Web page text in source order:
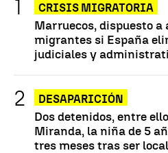
CRISIS MIGRATORIA
Marruecos, dispuesto a
migrantes si España
judiciales y
DESAPARICIÓN
Dos detenidos, entre
Miranda, la niña de 5
tres meses tras ser